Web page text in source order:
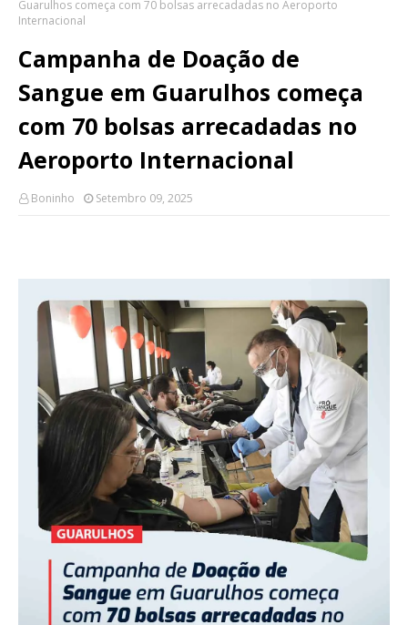
Guarulhos começa com 70 bolsas arrecadadas no Aeroporto
Internacional
Campanha de Doação de
Sangue em Guarulhos começa
com 70 bolsas arrecadadas no
Aeroporto Internacional
Boninho Setembro 09, 2025